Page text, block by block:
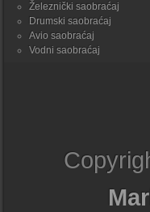
Železnički saobraćaj
Drumski saobraćaj
Avio saobraćaj
Vodni saobraćaj